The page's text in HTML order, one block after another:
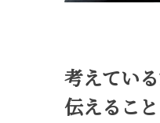
考えてい
伝えるこ